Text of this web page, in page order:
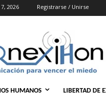
2026 Registrarse / Unirse
HUMANOS LIBERTAD DE